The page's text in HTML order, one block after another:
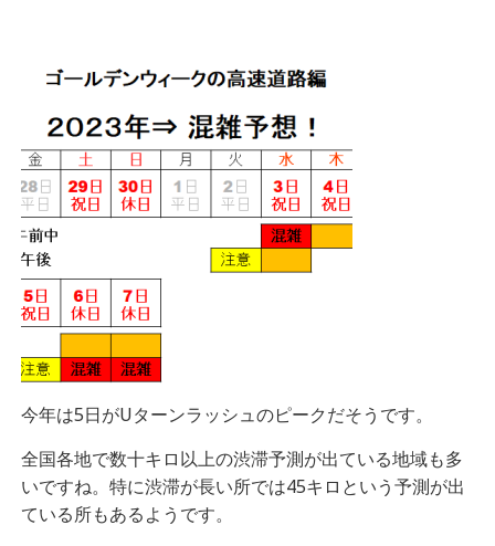
今年は5日がUターンラッシュのピークだそうです。
全国各地で数十キロ以上の渋滞予測が出ている地域も多
いですね。特に渋滞が長い所では45キロという予測が出
ている所もあるようです。